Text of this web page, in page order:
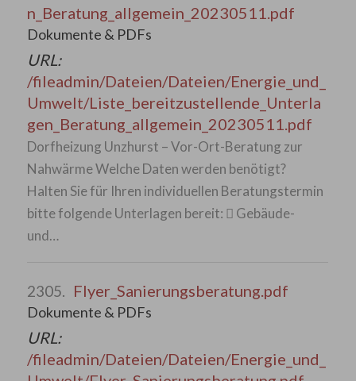
n_Beratung_allgemein_20230511.pdf
Dokumente & PDFs
URL:
/fileadmin/Dateien/Dateien/Energie_und_
Umwelt/Liste_bereitzustellende_Unterla
gen_Beratung_allgemein_20230511.pdf
Dorfheizung Unzhurst – Vor-Ort-Beratung zur
Nahwärme Welche Daten werden benötigt?
Halten Sie für Ihren individuellen Beratungstermin
bitte folgende Unterlagen bereit:  Gebäude-
und…
2305. Flyer_Sanierungsberatung.pdf
Dokumente & PDFs
URL:
/fileadmin/Dateien/Dateien/Energie_und_